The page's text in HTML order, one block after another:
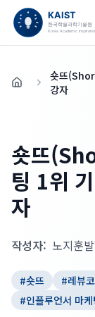
홈
숏뜨
강자
숏뜨
팅 1위
자
작성자: 노지훈
#숏뜨 #레뷰
#인플루언서 마